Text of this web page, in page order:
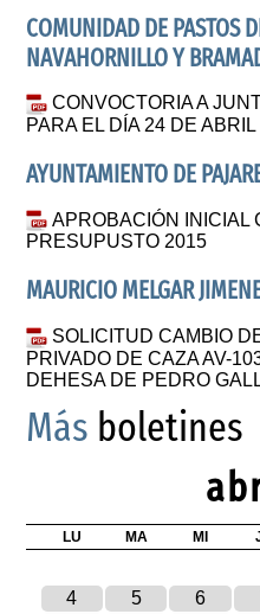
COMUNIDAD DE PASTOS
NAVAHORNILLO Y
CONVOCTORIA A
PARA EL DÍA 24 DE
AYUNTAMIENTO DE
APROBACIÓN INICIAL
PRESUPUSTO 2015
MAURICIO MELGAR
SOLICITUD CAMBIO
PRIVADO DE CAZA AV-
DEHESA DE PEDRO
Más boletines
LU MA MI
4
5 6